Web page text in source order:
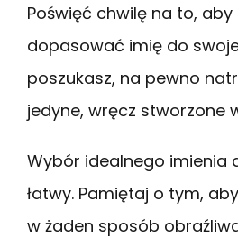
Poświęć chwilę na to,
dopasować imię do
poszukasz, na pewno
jedyne, wręcz stworzone
Wybór idealnego imienia
łatwy. Pamiętaj o tym,
w żaden sposób